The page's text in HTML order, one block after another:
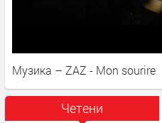
Музика – ZAZ - Mon sourire
Четени